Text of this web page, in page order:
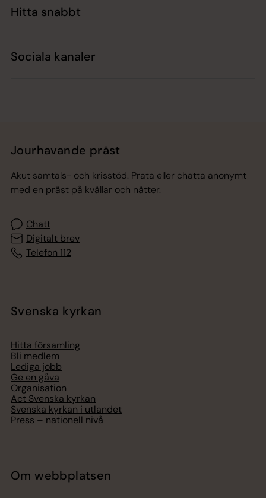
Hitta snabbt
Sociala kanaler
Jourhavande präst
Akut samtals- och krisstöd. Prata eller chatta anonymt
med en präst på kvällar och nätter.
Chatt
Digitalt brev
Telefon 112
Svenska kyrkan
Hitta församling
Bli medlem
Lediga jobb
Ge en gåva
Organisation
Act Svenska kyrkan
Svenska kyrkan i utlandet
Press – nationell nivå
Om webbplatsen